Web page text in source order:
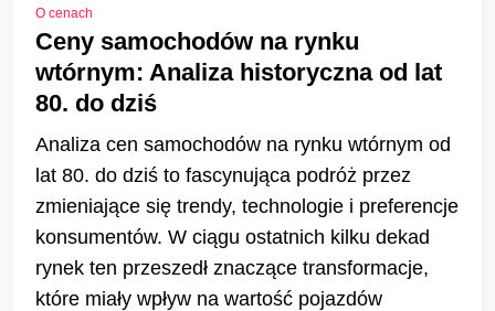
O cenach
Ceny samochodów na rynku
wtórnym: Analiza historyczna od lat
80. do dziś
Analiza cen samochodów na rynku wtórnym od
lat 80. do dziś to fascynująca podróż przez
zmieniające się trendy, technologie i preferencje
konsumentów. W ciągu ostatnich kilku dekad
rynek ten przeszedł znaczące transformacje,
które miały wpływ na wartość pojazdów